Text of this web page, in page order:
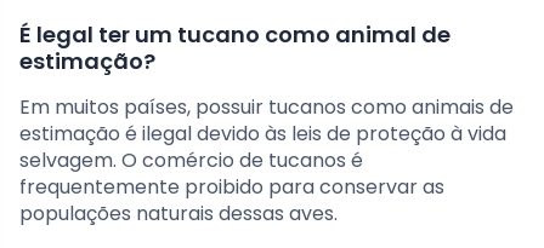
É legal ter um tucano como animal de
estimação?
Em muitos países, possuir tucanos como animais de
estimação é ilegal devido às leis de proteção à vida
selvagem. O comércio de tucanos é
frequentemente proibido para conservar as
populações naturais dessas aves.